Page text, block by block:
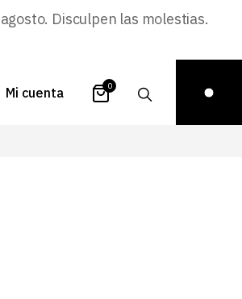
Disculpen las molestias.
Mi cuenta 0